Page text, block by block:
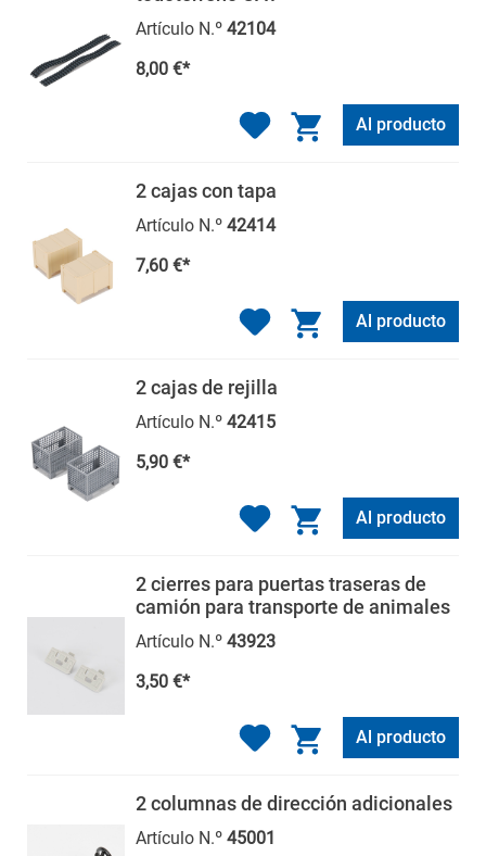
Artículo N.º 42104
8,00 €*
Al producto
2 cajas con tapa
Artículo N.º 42414
7,60 €*
Al producto
2 cajas de rejilla
Artículo N.º 42415
5,90 €*
Al producto
2 cierres para puertas traseras de
camión para transporte de animales
Artículo N.º 43923
3,50 €*
Al producto
2 columnas de dirección adicionales
Artículo N.º 45001